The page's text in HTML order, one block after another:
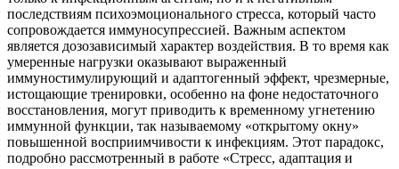
последствиям психоэмоционального стресса, который часто
сопровождается иммуносупрессией. Важным аспектом
является дозозависимый характер воздействия. В то время как
умеренные нагрузки оказывают выраженный
иммуностимулирующий и адаптогенный эффект, чрезмерные,
истощающие тренировки, особенно на фоне недостаточного
восстановления, могут приводить к временному угнетению
иммунной функции, так называемому «открытому окну»
повышенной восприимчивости к инфекциям. Этот парадокс,
подробно рассмотренный в работе «Стресс, адаптация и